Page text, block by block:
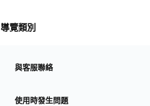
導覽類別
與客服聯絡
使用時發生問題